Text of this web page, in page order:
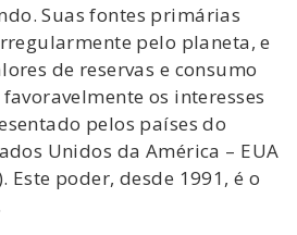
Suas fontes primárias
pelo planeta, e
de reservas e consumo
os interesses
pelos países do
Unidos da América – EUA
Este poder, desde 1991, é o